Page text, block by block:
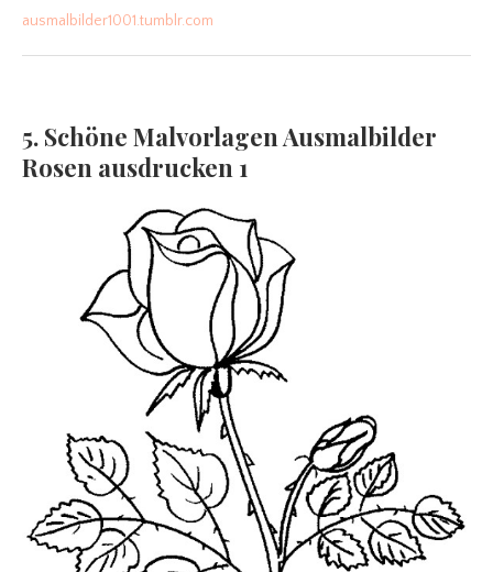
ausmalbilder1001.tumblr.com
5. Schöne Malvorlagen Ausmalbilder
Rosen ausdrucken 1